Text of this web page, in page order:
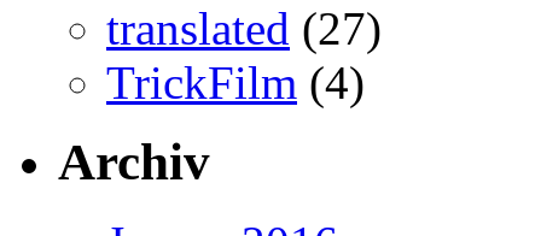
translated (27)
TrickFilm (4)
Archiv